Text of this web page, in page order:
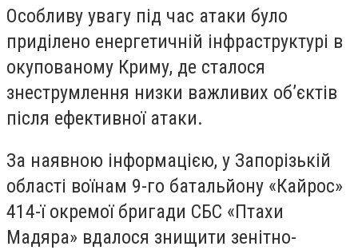
Особливу увагу під час атаки було
приділено енергетичній інфраструктурі в
окупованому Криму, де сталося
знеструмлення низки важливих об’єктів
після ефективної атаки.
За наявною інформацією, у Запорізькій
області воїнам 9-го батальйону «Кайрос»
414-ї окремої бригади СБС «Птахи
Мадяра» вдалося знищити зенітно-